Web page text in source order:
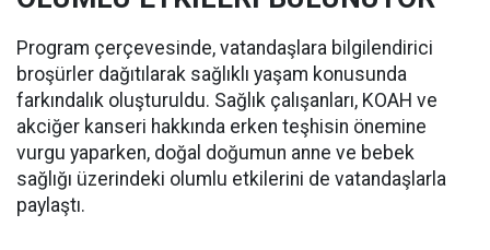
Program çerçevesinde, vatandaşlara bilgilendirici
broşürler dağıtılarak sağlıklı yaşam konusunda
farkındalık oluşturuldu. Sağlık çalışanları, KOAH ve
akciğer kanseri hakkında erken teşhisin önemine
vurgu yaparken, doğal doğumun anne ve bebek
sağlığı üzerindeki olumlu etkilerini de vatandaşlarla
paylaştı.